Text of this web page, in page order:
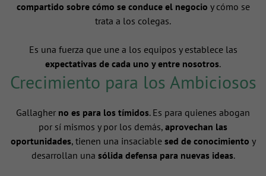
compartido sobre cómo se conduce el negocio y cómo se
trata a los colegas.
Es una fuerza que une a los equipos y establece las
expectativas de cada uno y entre nosotros.
Crecimiento para los Ambiciosos
Gallagher no es para los tímidos. Es para quienes abogan
por sí mismos y por los demás, aprovechan las
oportunidades, tienen una insaciable sed de conocimiento y
desarrollan una sólida defensa para nuevas ideas.